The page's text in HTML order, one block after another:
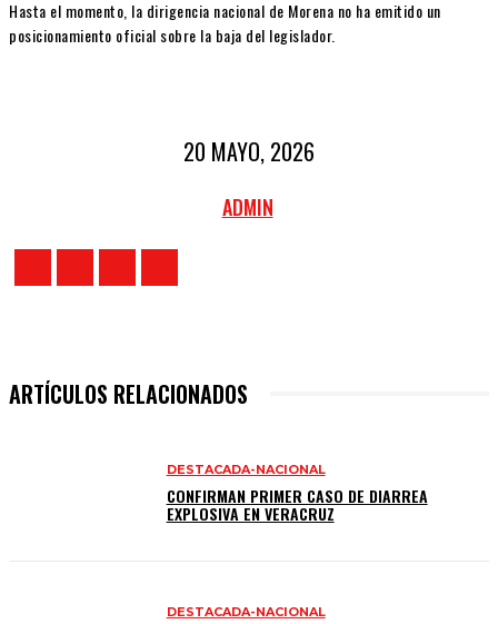
Hasta el momento, la dirigencia nacional de Morena no ha emitido un
posicionamiento oficial sobre la baja del legislador.
20 MAYO, 2026
ADMIN
ARTÍCULOS RELACIONADOS
DESTACADA-NACIONAL
CONFIRMAN PRIMER CASO DE DIARREA
EXPLOSIVA EN VERACRUZ
DESTACADA-NACIONAL